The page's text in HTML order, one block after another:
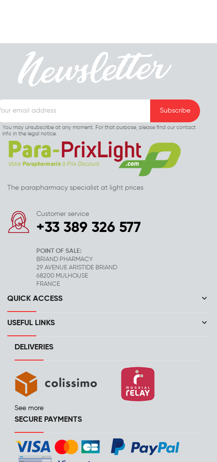
You may unsubscribe at any moment. For that purpose, please find our contact
info in the legal notice.
The parapharmacy specialist at light prices
Customer service
+33 389 326 577
POINT OF SALE:
BRIAND PHARMACY
29 AVENUE ARISTIDE BRIAND
68200 MULHOUSE
FRANCE
QUICK ACCESS keyboard_arrow_down
USEFUL LINKS keyboard_arrow_down
DELIVERIES
See more
SECURE PAYMENTS